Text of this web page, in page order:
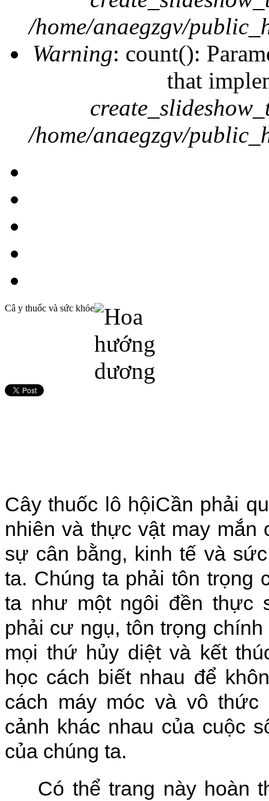
/home/anaegzgv/
Warning: count():
that
/home/anaegzgv/
Câ y thuốc và sức khỏe
Cây thuốc lô hộiCần phải
nhiên và thực vật may mắn
sự cân bằng, kinh tế và
ta. Chúng ta phải tôn trọng
ta như một ngôi đền thực
phải cư ngụ, tôn trọng
mọi thứ hủy diệt và kết
học cách biết nhau để
cách máy móc và vô thức
cảnh khác nhau của cuộc
của chúng ta.
Có thể trang này hoàn